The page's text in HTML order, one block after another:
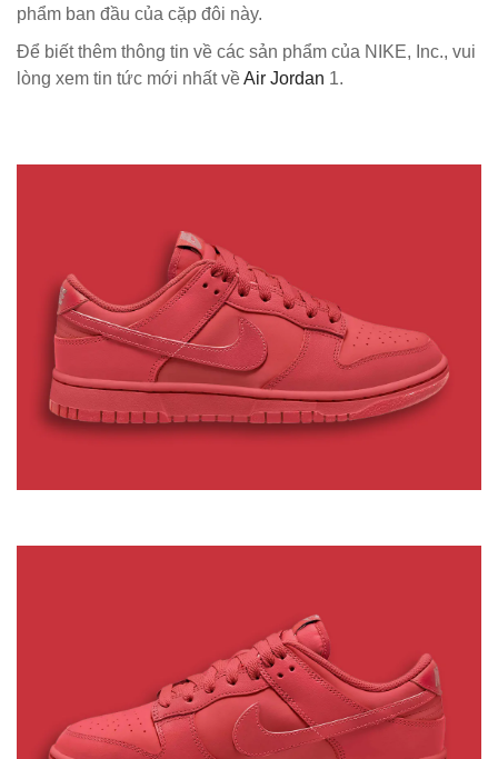
phẩm ban đầu của cặp đôi này.
Để biết thêm thông tin về các sản phẩm của NIKE, Inc., vui
lòng xem tin tức mới nhất vềAir Jordan 1.